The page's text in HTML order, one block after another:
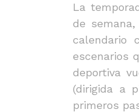
La
de
calendario
escenarios
deportiva
(dirigida a
primeros